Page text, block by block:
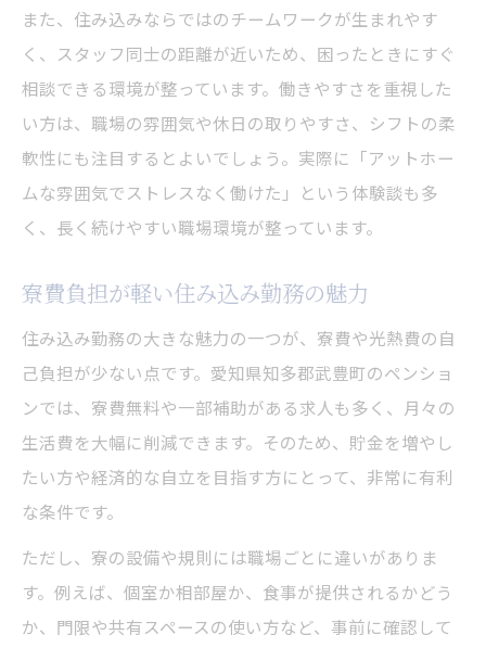
また、住み込みならではのチームワークが生まれやす
く、スタッフ同士の距離が近いため、困ったときにすぐ
相談できる環境が整っています。働きやすさを重視した
い方は、職場の雰囲気や休日の取りやすさ、シフトの柔
軟性にも注目するとよいでしょう。実際に「アットホー
ムな雰囲気でストレスなく働けた」という体験談も多
く、長く続けやすい職場環境が整っています。
寮費負担が軽い住み込み勤務の魅力
住み込み勤務の大きな魅力の一つが、寮費や光熱費の自
己負担が少ない点です。愛知県知多郡武豊町のペンショ
ンでは、寮費無料や一部補助がある求人も多く、月々の
生活費を大幅に削減できます。そのため、貯金を増やし
たい方や経済的な自立を目指す方にとって、非常に有利
な条件です。
ただし、寮の設備や規則には職場ごとに違いがありま
す。例えば、個室か相部屋か、食事が提供されるかどう
か、門限や共有スペースの使い方など、事前に確認して